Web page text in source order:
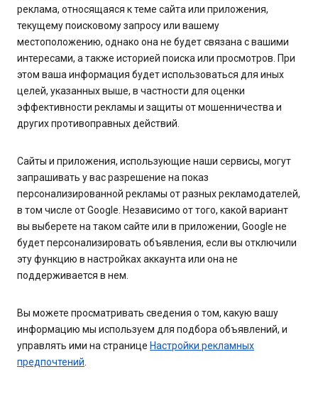
реклама, относящаяся к теме сайта или приложения,
текущему поисковому запросу или вашему
местоположению, однако она не будет связана с вашими
интересами, а также историей поиска или просмотров. При
этом ваша информация будет использоваться для иных
целей, указанных выше, в частности для оценки
эффективности рекламы и защиты от мошенничества и
других противоправных действий.
Сайты и приложения, использующие наши сервисы, могут
запрашивать у вас разрешение на показ
персонализированной рекламы от разных рекламодателей,
в том числе от Google. Независимо от того, какой вариант
вы выберете на таком сайте или в приложении, Google не
будет персонализировать объявления, если вы отключили
эту функцию в настройках аккаунта или она не
поддерживается в нем.
Вы можете просматривать сведения о том, какую вашу
информацию мы используем для подбора объявлений, и
управлять ими на странице Настройки рекламных
предпочтений.